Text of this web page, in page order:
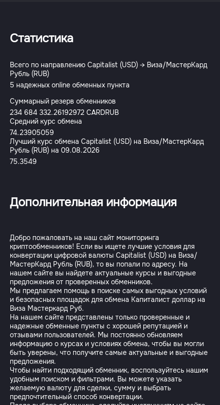
Статистика
Всего по направлению Capitalist (USD) → Виза/МастерКард
Рубль (RUB)
5 надежных online обменных пункта
Суммарный резерв обменников
234 684 332.26192972 CARDRUB
Средний курс обмена
74.23905059
Лучший курс обмена Capitalist (USD) на Виза/МастерКард
Рубль (RUB) на 09.08.2026
75.3549
Дополнительная информация
Добро пожаловать на наш сайт мониторинга
криптообменников! Если вы ищете лучшие условия для
конвертации цифровой валюты Capitalist (USD) на Виза/
МастерКард Рубль (RUB), то вы попали по адресу. На
нашем сайте вы найдете актуальные курсы и выгодные
предложения от проверенных обменников.
Мы предлагаем помощь в поиске самых выгодных условий
и безопасных площадок для обмена Капиталист доллар на
Виза Мастеркард Руб.
На нашем сайте представлены только проверенные и
надежные обменные пункты с хорошей репутацией и
отзывами пользователей. Мы постоянно обновляем
информацию о курсах и условиях обмена, чтобы вы могли
быть уверены, что получите самые актуальные и выгодные
предложения.
Чтобы найти подходящий обменник, воспользуйтесь нашим
удобным поиском и фильтрами. Вы можете указать
желаемую валюту для сделки, сумму и выбрать
предпочтительный способ конвертации.